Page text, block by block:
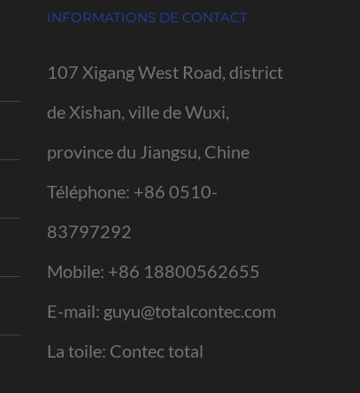
INFORMATIONS DE CONTACT
107 Xigang West Road, district
de Xishan, ville de Wuxi,
province du Jiangsu, Chine
Téléphone: +86 0510-
83797292
Mobile: +86 18800562655
E-mail: guyu@totalcontec.com
La toile: Contec total